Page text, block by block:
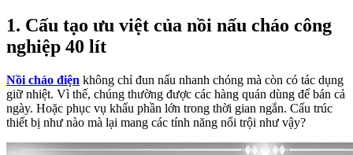
1. Cấu tạo ưu việt của nồi nấu cháo công
nghiệp 40 lít
Nồi cháo điện không chỉ đun nấu nhanh chóng mà còn có tác dụng
giữ nhiệt. Vì thế, chúng thường được các hàng quán dùng để bán cả
ngày. Hoặc phục vụ khẩu phần lớn trong thời gian ngắn. Cấu trúc
thiết bị như nào mà lại mang các tính năng nổi trội như vậy?